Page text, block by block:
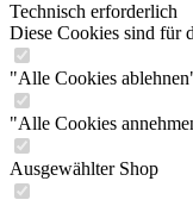
Technisch erforderlich
Diese Cookies sind für
"Alle Cookies
"Alle Cookies
Ausgewählter Shop